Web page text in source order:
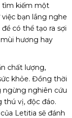
tìm kiếm một
bạn lắng nghe
có thể tạo ra sợi
hương hay
chất lượng,
khỏe. Đồng thời
ngừng nghiên cứu
thú vị, độc đáo.
Letitia sẽ đánh